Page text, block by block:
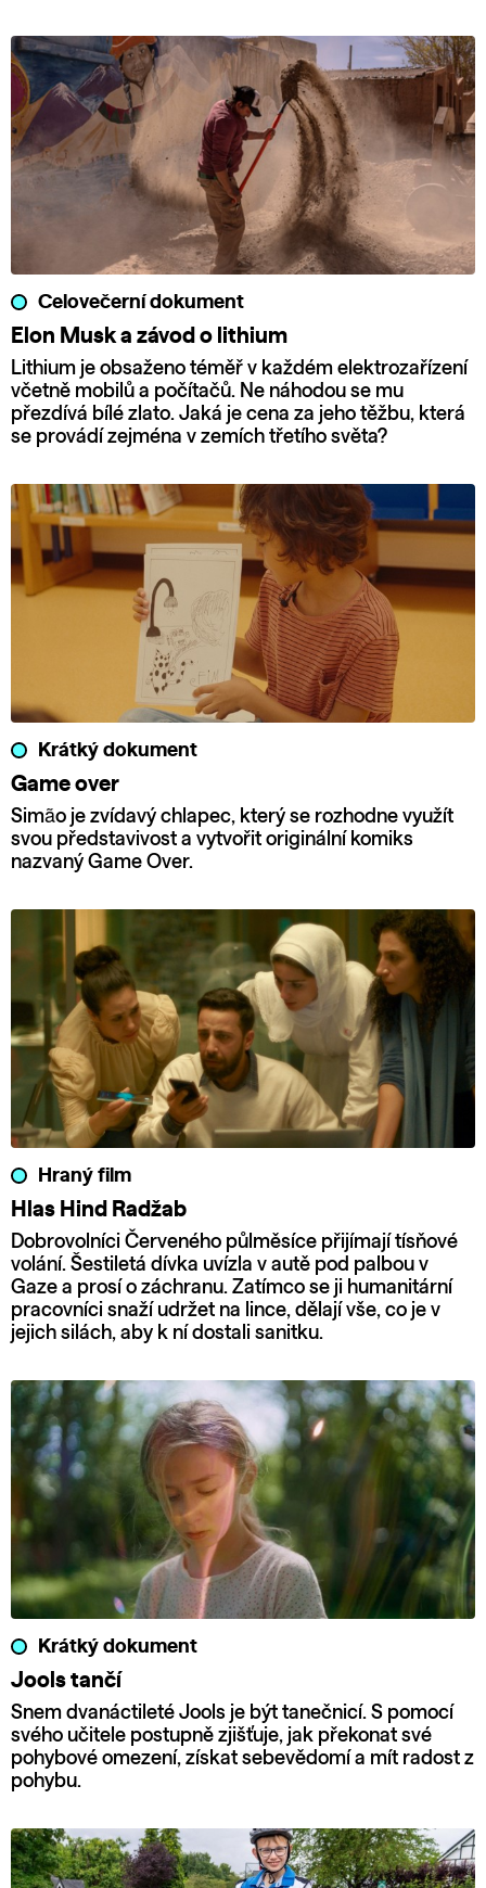
Celovečerní dokument
Elon Musk a závod o lithium
Lithium je obsaženo téměř v každém elektrozařízení
včetně mobilů a počítačů. Ne náhodou se mu
přezdívá bílé zlato. Jaká je cena za jeho těžbu, která
se provádí zejména v zemích třetího světa?
Krátký dokument
Game over
Simão je zvídavý chlapec, který se rozhodne využít
svou představivost a vytvořit originální komiks
nazvaný Game Over.
Hraný film
Hlas Hind Radžab
Dobrovolníci Červeného půlměsíce přijímají tísňové
volání. Šestiletá dívka uvízla v autě pod palbou v
Gaze a prosí o záchranu. Zatímco se ji humanitární
pracovníci snaží udržet na lince, dělají vše, co je v
jejich silách, aby k ní dostali sanitku.
Krátký dokument
Jools tančí
Snem dvanáctileté Jools je být tanečnicí. S pomocí
svého učitele postupně zjišťuje, jak překonat své
pohybové omezení, získat sebevědomí a mít radost z
pohybu.